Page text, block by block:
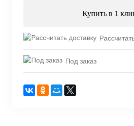
Купить в 1
Под заказ